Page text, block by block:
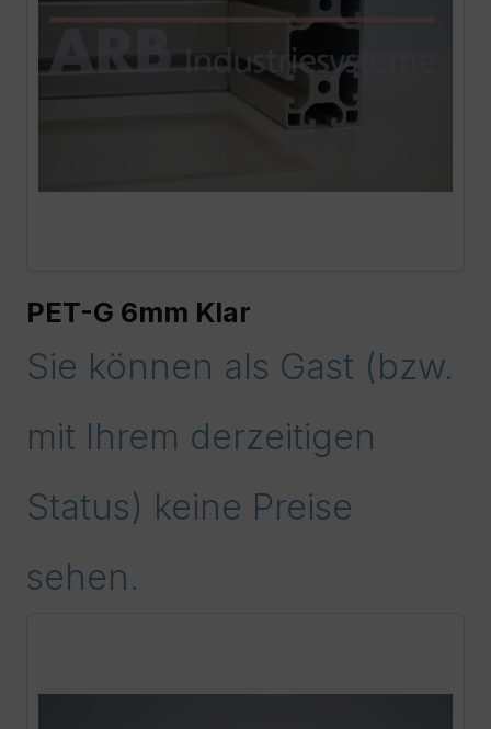
PET-G 6mm Klar
Sie können als Gast (bzw.
mit Ihrem derzeitigen
Status) keine Preise
sehen.